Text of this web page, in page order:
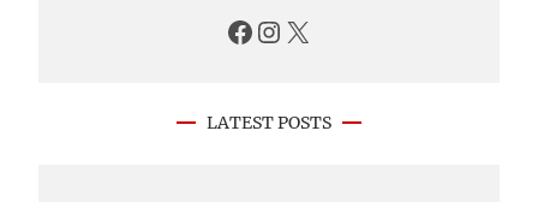
Facebook Instagram X
LATEST POSTS